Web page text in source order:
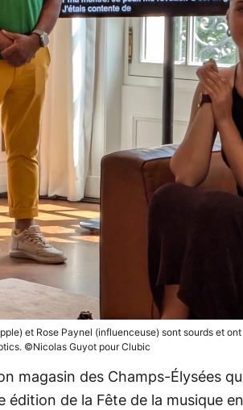
et Rose Paynel (influenceuse) sont sourds et
©Nicolas Guyot pour Clubic
magasin des Champs-Élysées
de la Fête de la musique